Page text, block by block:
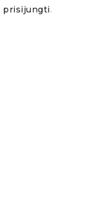
prisijungti.